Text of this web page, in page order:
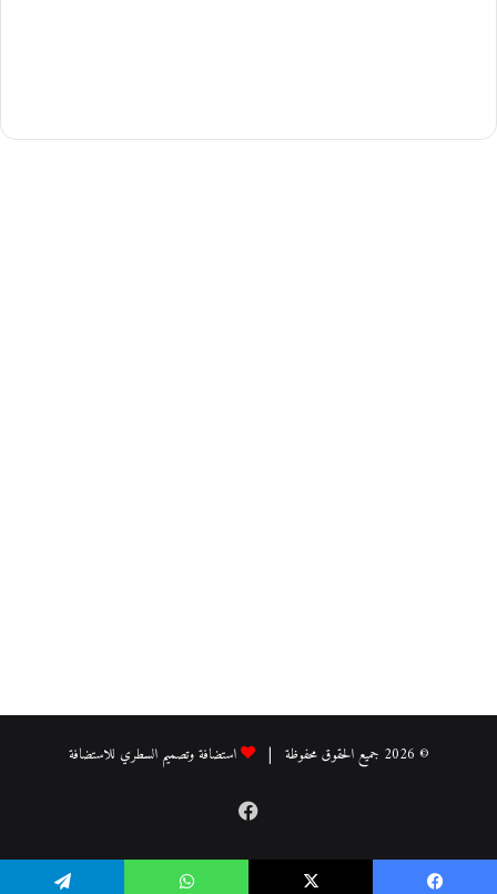
© 2026 جميع الحقوق محفوظة | استضافة وتصميم السطري للاستضافة